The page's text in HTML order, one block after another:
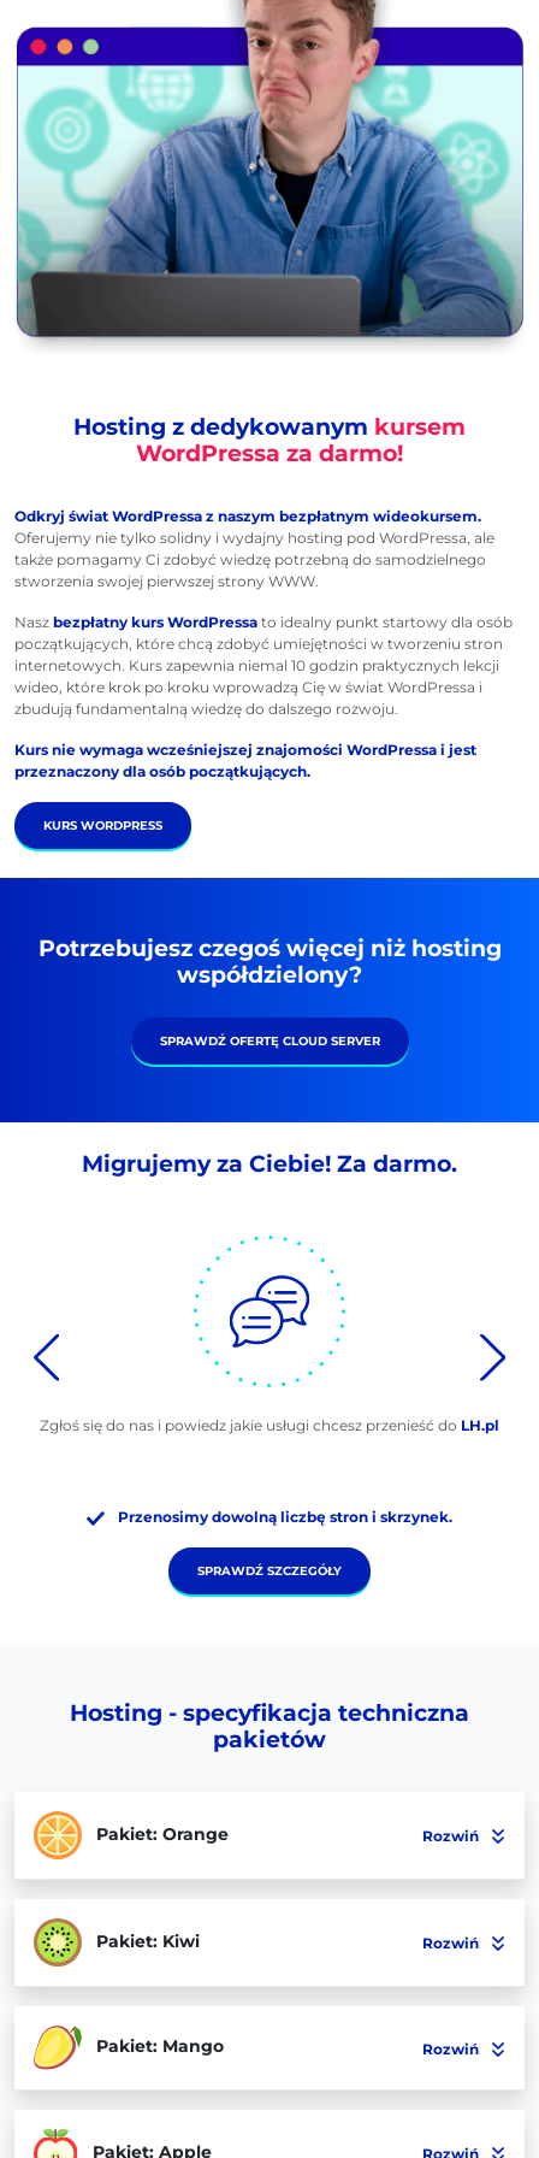
Hosting z dedykowanym kursem
WordPressa za darmo!
Odkryj świat WordPressa z naszym bezpłatnym wideokursem.
Oferujemy nie tylko solidny i wydajny hosting pod WordPressa, ale
także pomagamy Ci zdobyć wiedzę potrzebną do samodzielnego
stworzenia swojej pierwszej strony WWW.
Nasz bezpłatny kurs WordPressa to idealny punkt startowy dla osób
początkujących, które chcą zdobyć umiejętności w tworzeniu stron
internetowych. Kurs zapewnia niemal 10 godzin praktycznych lekcji
wideo, które krok po kroku wprowadzą Cię w świat WordPressa i
zbudują fundamentalną wiedzę do dalszego rozwoju.
Kurs nie wymaga wcześniejszej znajomości WordPressa i jest
przeznaczony dla osób początkujących.
KURS WORDPRESS
Potrzebujesz czegoś więcej niż hosting
współdzielony?
SPRAWDŹ OFERTĘ CLOUD SERVER
Migrujemy za Ciebie! Za darmo.
Zgłoś się do nas i powiedz jakie usługi chcesz przenieść do LH.pl
Przenosimy dowolną liczbę stron i skrzynek.
SPRAWDŹ SZCZEGÓŁY
Hosting - specyfikacja techniczna
pakietów
Pakiet: Orange Rozwiń
Pakiet: Kiwi Rozwiń
Pakiet: Mango Rozwiń
Pakiet: Apple Rozwiń